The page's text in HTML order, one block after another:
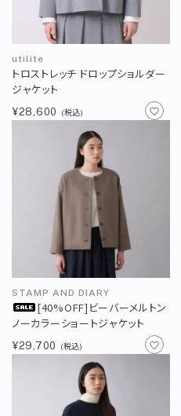
utilite
トロストレッチ ドロップショルダー
ジャケット
¥28,600 (税込)
STAMP AND DIARY
[40%OFF]ビーバーメルトン
ノーカラーショートジャケット
¥29,700 (税込)